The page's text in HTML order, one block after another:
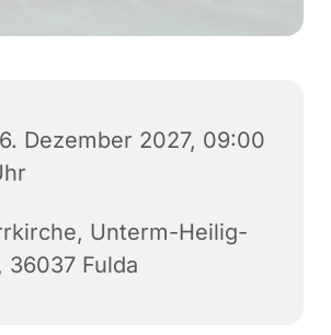
Dezember 2027, 09:00
Unterm-Heilig-
36037 Fulda